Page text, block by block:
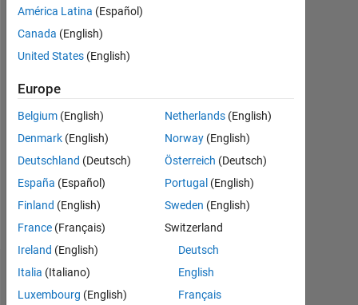
Following:
0
Follow
I
am
an
Support
Engineer
2,
Development
Group
Afficher
plus
Recommandations
América Latina (Español)
Canada (English)
United States (English)
Europe
Belgium (English)
Denmark (English)
Deutschland (Deutsch)
España (Español)
Finland (English)
France (Français)
Ireland (English)
Italia (Italiano)
Luxembourg (English)
Netherlands(English)
Norway(English)
Österreich (Deutsch)
Portugal (English)
Sweden (English)
Switzerland
Deutsch
English
Français